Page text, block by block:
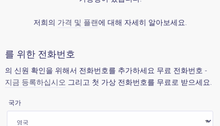
저희의 가격 및 플랜에 대해 자세히 알아보세요.
를 위한 전화번호
의 신원 확인을 위해서 전화번호를 추가하세요 무료 전화번호 -
지금 등록하십시오 그리고 첫 가상 전화번호를 무료로 받으세요.
국가